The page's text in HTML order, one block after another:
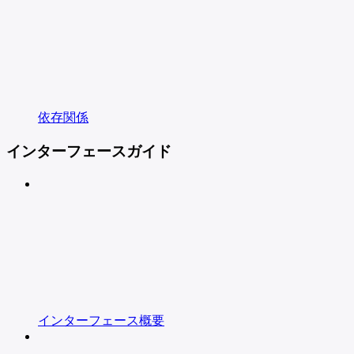
依存関係
インターフェースガイド
インターフェース概要